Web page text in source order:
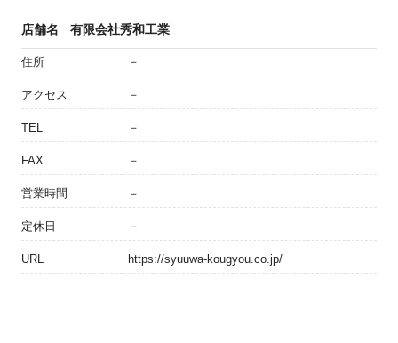
店舗名 有限会社秀和工業
住所 －
アクセス －
TEL －
FAX －
営業時間 －
定休日 －
URL https://syuuwa-kougyou.co.jp/